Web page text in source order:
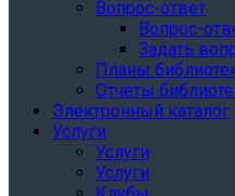
Вопрос-ответ
Вопрос-
Задать
Планы
Отчеты
Электронный каталог
Услуги
Услуги
Услуги